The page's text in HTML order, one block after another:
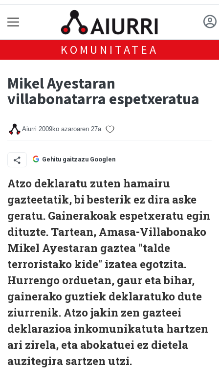
KOMUNITATEA
Mikel Ayestaran
villabonatarra espetxeratua
Aiurri 2009ko azaroaren 27a
Gehitu gaitzazu Googlen
Atzo deklaratu zuten hamairu
gazteetatik, bi besterik ez dira aske
geratu. Gainerakoak espetxeratu egin
dituzte. Tartean, Amasa-Villabonako
Mikel Ayestaran gaztea "talde
terroristako kide" izatea egotzita.
Hurrengo orduetan, gaur eta bihar,
gainerako guztiek deklaratuko dute
ziurrenik. Atzo jakin zen gazteei
deklarazioa inkomunikatuta hartzen
ari zirela, eta abokatuei ez dietela
auzitegira sartzen utzi.